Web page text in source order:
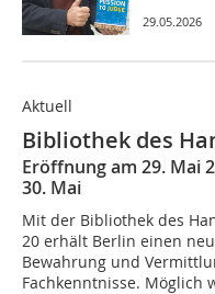
29.05.2026
Aktuell
Bibliothek des
Eröffnung am 29. Mai
30. Mai
Mit der Bibliothek des
20 erhält Berlin einen
Bewahrung und
Fachkenntnisse. Möglich